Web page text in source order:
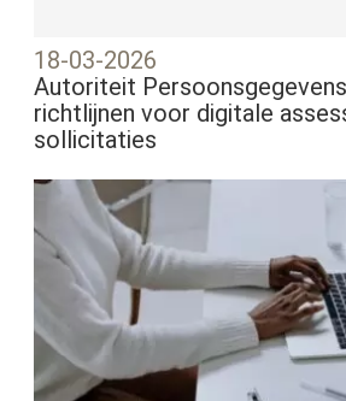
18-03-2026
Autoriteit
richtlijnen voor digitale
sollicitaties